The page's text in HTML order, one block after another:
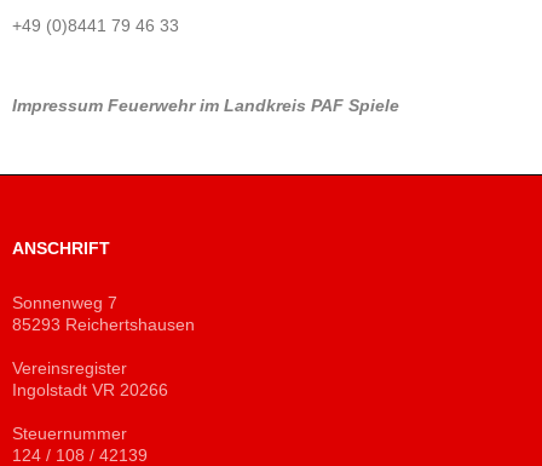
+49 (0)8441 79 46 33
Impressum Feuerwehr im Landkreis PAF Spiele
ANSCHRIFT
Sonnenweg 7
85293 Reichertshausen
Vereinsregister
Ingolstadt VR 20266
Steuernummer
124 / 108 / 42139